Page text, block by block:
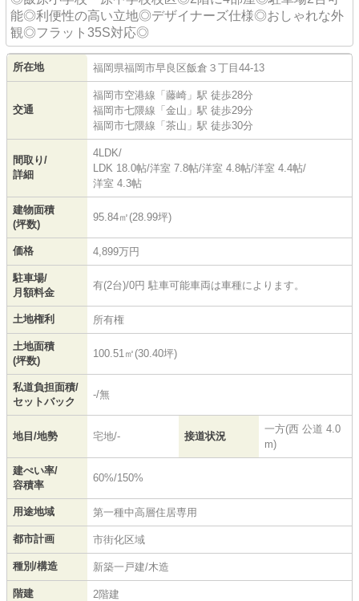
能◎利便性の高い立地◎デザイナーズ仕様◎おしゃれな外
観◎フラット35S対応◎
所在地 福岡県福岡市早良区飯倉 ３丁目44-13
交通
福岡市空港線 「 藤崎 」駅 徒歩28分
福岡市七隈線 「 金山 」駅 徒歩29分
福岡市七隈線 「 茶山 」駅 徒歩30分
間取り/
詳細
4LDK/
LDK 18.0帖/洋室 7.8帖/洋室 4.8帖/洋室 4.4帖/
洋室 4.3帖
建物面積
(坪数)
95.84㎡(28.99坪)
価格 4,899万円
駐車場/
月額料金
有(2台)/0円 駐車可能車両は車種によります。
土地権利 所有権
土地面積
(坪数)
100.51㎡(30.40坪)
私道負担面積/
セットバック
-/無
地目/地勢 宅地/- 接道状況
一方(西 公道 4.0
m)
建ぺい率/
容積率
60%/150%
用途地域 第一種中高層住居専用
都市計画 市街化区域
種別/構造 新築一戸建/木造
階建 2階建